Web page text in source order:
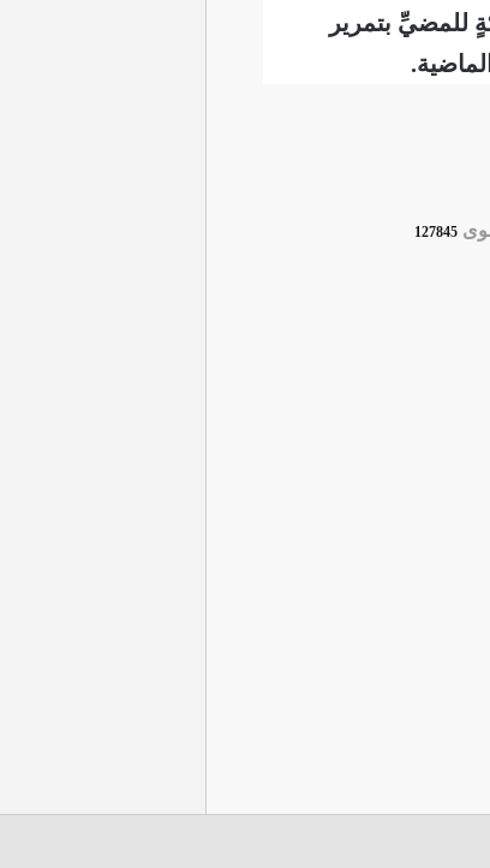
للمضيِّ بتمرير
127845